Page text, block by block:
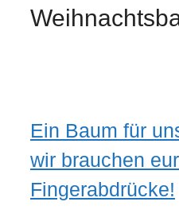
Ein Baum für
wir brauchen
Fingerabdrücke!